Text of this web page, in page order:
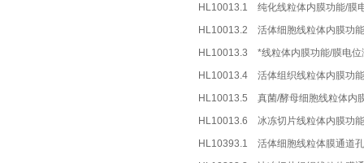
HL10013.1 纯化线粒体内膜功能/膜
HL10013.2 活体细胞线粒体内膜功
HL10013.3 *线粒体内膜功能/膜电
HL10013.4 活体组织线粒体内膜功
HL10013.5 真菌/酵母细胞线粒体内
HL10013.6 冰冻切片线粒体内膜功
HL10393.1 活体细胞线粒体膜通道